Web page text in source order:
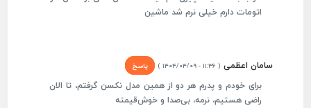
اتومات دارم خیلی نرم شد ماشین
سامان اعظمی ( ۱۱:۳۶ - ۱۴۰۴/۰۴/۰۹ ) پاسخ
برای خودم و پدرم هر دو از همین مدل نکسن گرفتم، تا الان
راضی هستیم، نرمه، بی‌صدا و خوش‌قیمته